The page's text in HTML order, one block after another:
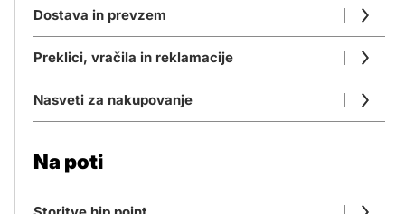
Dostava in prevzem
Preklici, vračila in reklamacije
Nasveti za nakupovanje
Na poti